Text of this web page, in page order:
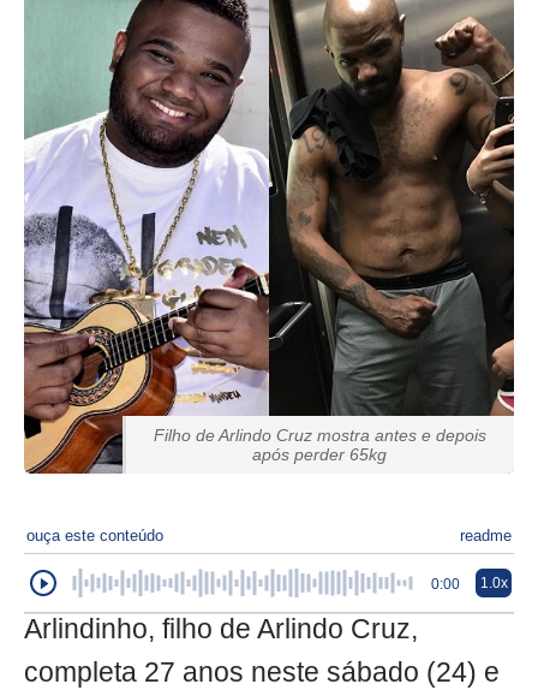
Filho de Arlindo Cruz mostra antes e depois
após perder 65kg
ouça este conteúdo readme
0:00 1.0x
Arlindinho, filho de Arlindo Cruz,
completa 27 anos neste sábado (24) e